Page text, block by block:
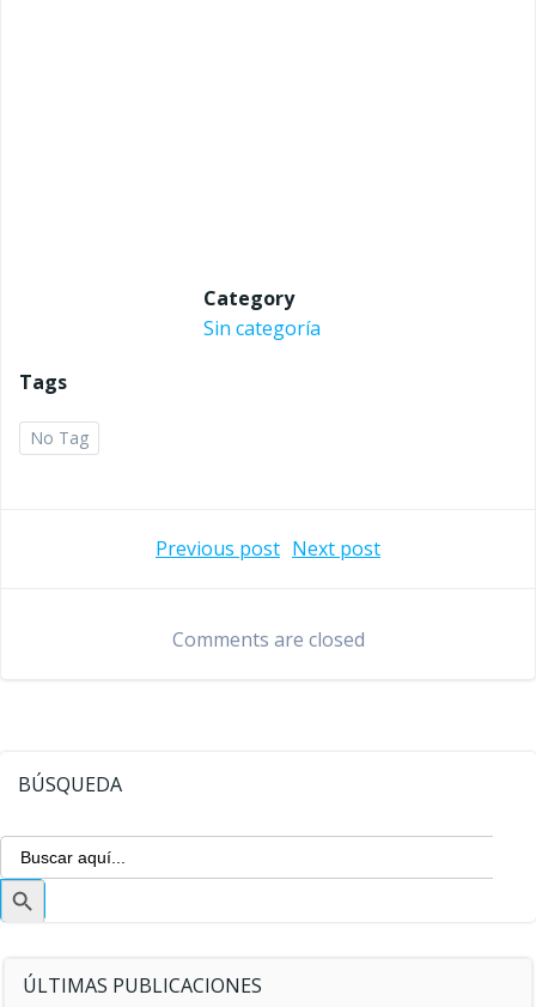
Category
Sin categoría
Tags
No Tag
Navegación
de
Previous post
de
Next post
Comments are closed
BÚSQUEDA
Buscar:
Botón
de
búsqueda
ÚLTIMAS PUBLICACIONES